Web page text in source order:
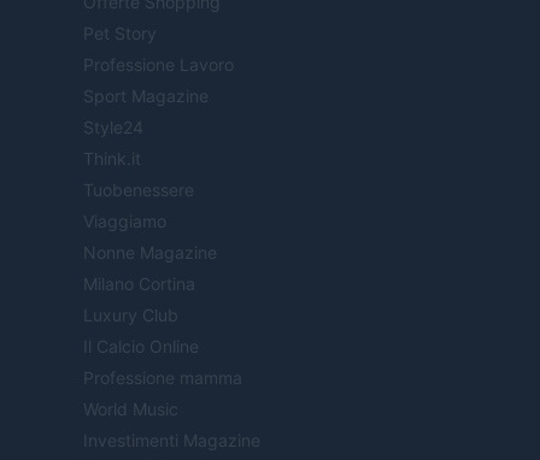
Pet Story
Professione Lavoro
Sport Magazine
Style24
Think.it
Tuobenessere
Viaggiamo
Nonne Magazine
Milano Cortina
Luxury Club
Il Calcio Online
Professione mamma
World Music
Investimenti Magazine